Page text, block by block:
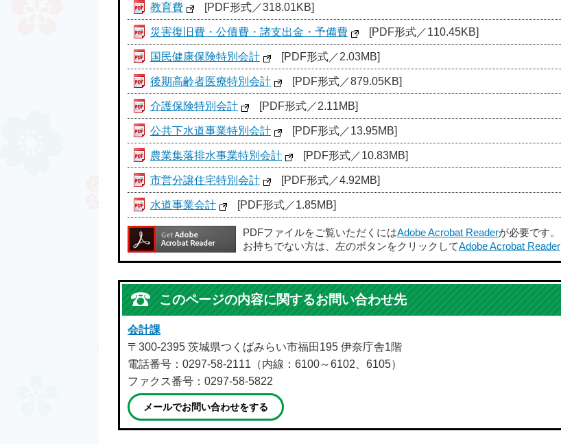
教育費 [PDF形式／318.01KB]
災害復旧費・公債費・諸支出金・予備費 [PDF形式／110.45KB]
国民健康保険特別会計 [PDF形式／2.03MB]
後期高齢者医療特別会計 [PDF形式／879.05KB]
介護保険特別会計 [PDF形式／2.11MB]
公共下水道事業特別会計 [PDF形式／13.95MB]
農業集落排水事業特別会計 [PDF形式／10.83MB]
市営分譲住宅特別会計 [PDF形式／4.92MB]
水道事業会計 [PDF形式／1.85MB]
PDFファイルをご覧いただくにはAdobe Acrobat Readerが必要です。
お持ちでない方は、左のボタンをクリックしてAdobe Acrobat Reader
このページの内容に関するお問い合わせ先
会計課
〒300-2395 茨城県つくばみらい市福田195 伊奈庁舎1階
電話番号：0297-58-2111（内線：6100～6102、6105）
ファクス番号：0297-58-5822
メールでお問い合わせをする